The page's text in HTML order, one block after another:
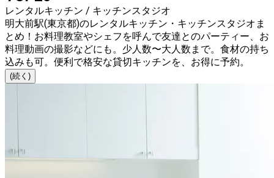
レンタルキッチン / キッチンスタジオ
明大前駅(東京都)のレンタルキッチン・キッチンスタジオま
とめ！お料理教室やシェフを呼んで友達とのパーティー、お
料理動画の撮影などにも。少人数〜大人数まで。食材の持ち
込みも可。便利で格安な貸切キッチンを、お得に予約。
(続く)